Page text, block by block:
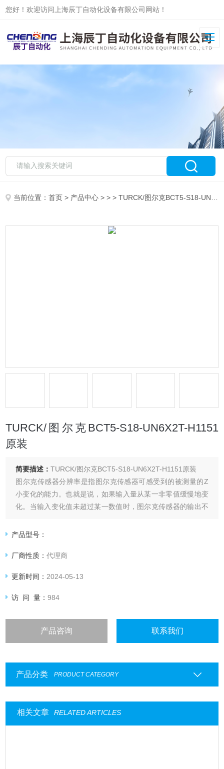
您好！欢迎访问上海辰丁自动化设备有限公司网站！
当前位置：首页 > 产品中心 > > > TURCK/图尔克BCT5-S18-UN6X2T-H1151原装
TURCK/图尔克BCT5-S18-UN6X2T-H1151
原装
简要描述：TURCK/图尔克BCT5-S18-UN6X2T-H1151原装
图尔克传感器分辨率是指图尔克传感器可感受到的被测量的Z
小变化的能力。也就是说，如果输入量从某一非零值缓慢地变
化。当输入变化值未超过某一数值时，图尔克传感器的输出不
产品型号：
厂商性质：代理商
更新时间： 2024-05-13
访 问 量：984
产品咨询 联系我们
产品分类 PRODUCT CATEGORY
相关文章 RELATED ARTICLES